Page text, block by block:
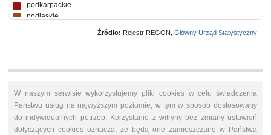
podkarpackie
podlaskie
opolskie
Źródło: Rejestr REGON, Główny Urząd Statystyczny
W naszym serwisie wykorzystujemy pliki cookies w celu świadczenia
Państwu usług na najwyższym poziomie, w tym w sposób dostosowany
do indywidualnych potrzeb. Korzystanie z witryny bez zmiany ustawień
dotyczących cookies oznacza, że będą one zamieszczane w Państwa